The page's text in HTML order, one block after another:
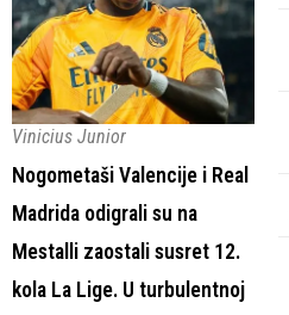
Vinicius Junior
Nogometaši Valencije i Real
Madrida odigrali su na
Mestalli zaostali susret 12.
kola La Lige. U turbulentnoj